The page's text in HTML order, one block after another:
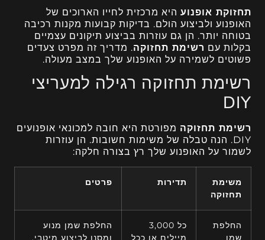
תחזוקת אופנוע היא מרכזית לחייו הארוכים של
האופנוע ולביצוע הולם. בדיקות קבועות מקנות רכיבה
בטוחה יותר. הן גם עוזרות בביצוע תיקונים עצמיים
בקלות עם רשימת תחזוקה. מדריך זה מפרט צעדים
פשוטים לשמירה על האופנוע שלך במצב מעולה.
רשימת תחזוקה רגילה למעריצי
DIY
רשימת תחזוקה מפורטת היא חובה למכונאי אופנועים
DIY. הנה טבלה של משימות חשובות. הן עוזרות
לשמור על האופנוע שלך רץ בצורה חלקה:
משימת
תחזוקה
תדירות פרטים
החלפת
שמן
כל 3,000
מיילים או ככל
החלפת שמן מנוע
ומסנן לביצוע מיטבי.